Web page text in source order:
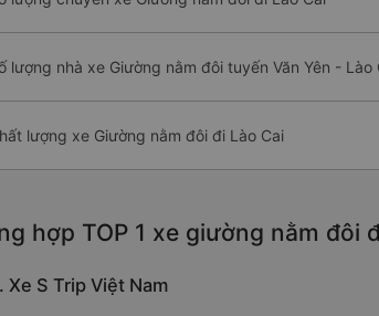
lượng nhà xe Giường nằm đôi tuyến Văn Yên - Lào
lượng xe Giường nằm đôi đi Lào Cai
hợp TOP 1 xe giường nằm
Xe S Trip Việt Nam